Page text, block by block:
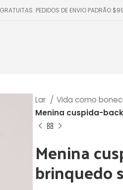
PEDIDOS DE ENVIO PADRÃO
Lar
Vida como
Menina cuspida-
Menina
brinquedo